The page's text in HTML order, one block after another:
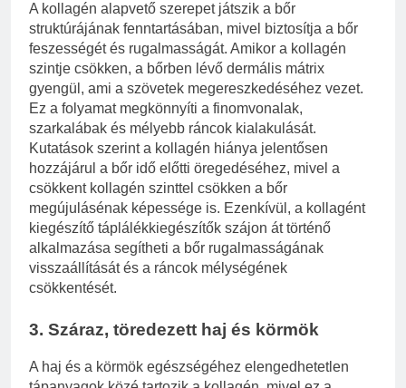
A kollagén alapvető szerepet játszik a bőr
struktúrájának fenntartásában, mivel biztosítja a bőr
feszességét és rugalmasságát. Amikor a kollagén
szintje csökken, a bőrben lévő dermális mátrix
gyengül, ami a szövetek megereszkedéséhez vezet.
Ez a folyamat megkönnyíti a finomvonalak,
szarkalábak és mélyebb ráncok kialakulását.
Kutatások szerint a kollagén hiánya jelentősen
hozzájárul a bőr idő előtti öregedéséhez, mivel a
csökkent kollagén szinttel csökken a bőr
megújulásénak képessége is. Ezenkívül, a kollagént
kiegészítő táplálékkiegészítők szájon át történő
alkalmazása segítheti a bőr rugalmasságának
visszaállítását és a ráncok mélységének
csökkentését.
3. Száraz, töredezett haj és körmök
A haj és a körmök egészségéhez elengedhetetlen